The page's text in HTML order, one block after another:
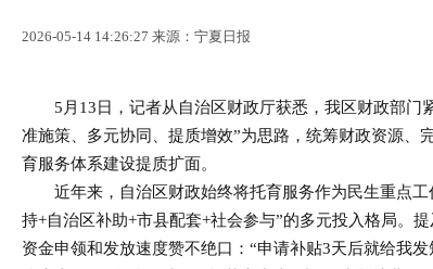
2026-05-14 14:26:27 来源：宁夏日报
5月13日，记者从自治区财政厅获悉，我区财政部门
准施策、多元协同、提质增效”为思路，统筹财政资源、
育服务体系建设提质扩面。
近年来，自治区财政始终将托育服务作为民生重点工
持+自治区补助+市县配套+社会参与”的多元投入格局。
资金申领和发放速度赞不绝口：“申请补贴3天后就给我